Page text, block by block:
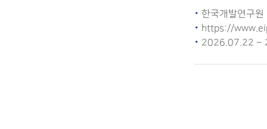
한국개발연구원
https://
2026.07.22